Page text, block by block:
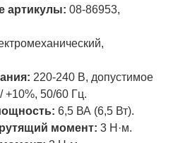
артикулы: 08-86953,
220-240 В, допустимое
+10%, 50/60 Гц.
6,5 ВА (6,5 Вт).
момент: 3 Н·м.